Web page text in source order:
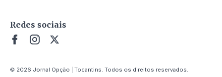
Redes sociais
© 2026 Jornal Opção | Tocantins. Todos os direitos reservados.